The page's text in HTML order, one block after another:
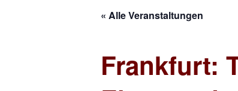
« Alle Veranstaltungen
Frankfurt: